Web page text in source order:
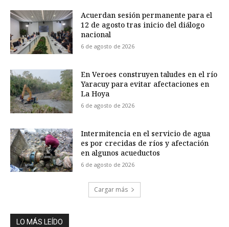
Acuerdan sesión permanente para el
12 de agosto tras inicio del diálogo
nacional
6 de agosto de 2026
En Veroes construyen taludes en el río
Yaracuy para evitar afectaciones en
La Hoya
6 de agosto de 2026
Intermitencia en el servicio de agua
es por crecidas de ríos y afectación
en algunos acueductos
6 de agosto de 2026
Cargar más
LO MÁS LEÍDO